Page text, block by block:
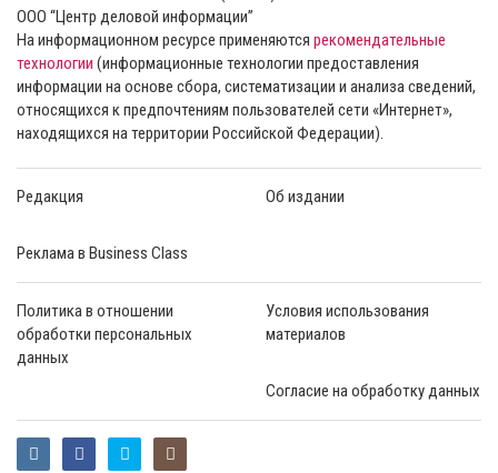
ООО “Центр деловой информации”
На информационном ресурсе применяются рекомендательные
технологии (информационные технологии предоставления
информации на основе сбора, систематизации и анализа сведений,
относящихся к предпочтениям пользователей сети «Интернет»,
находящихся на территории Российской Федерации).
Редакция Об издании
Реклама в Business Class
Политика в отношении
обработки персональных
данных
Условия использования
материалов
Согласие на обработку данных